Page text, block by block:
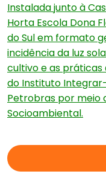
Instalada junto à
Horta Escola Dona
do Sul em formato
incidência da luz
cultivo e as práticas
do Instituto
Petrobras por meio
Socioambiental.